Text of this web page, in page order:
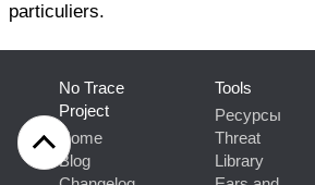
particuliers.
No Trace
Project
Home
Blog
Tools
Pесурсы
Threat
Library